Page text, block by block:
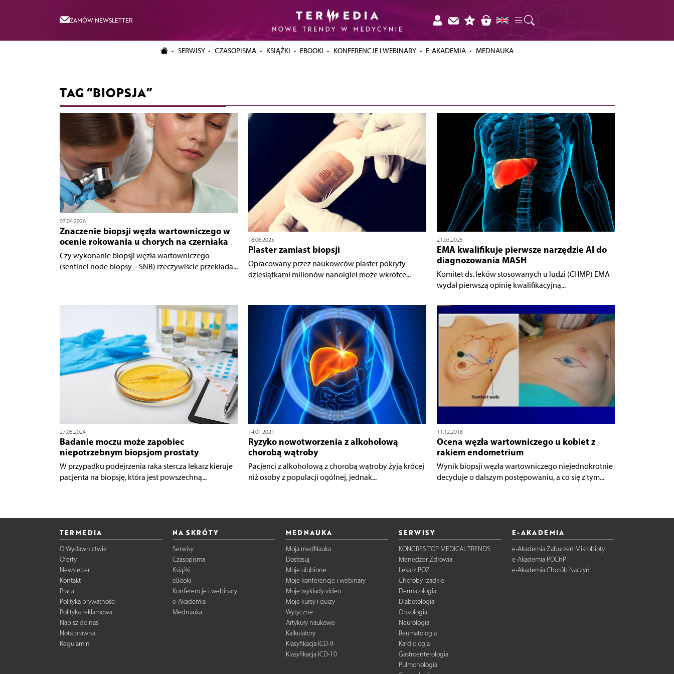
ZAMÓW NEWSLETTER
SERWISY CZASOPISMA KSIĄŻKI EBOOKI KONFERENCJE I WEBINARY E-AKADEMIA MEDNAUKA
TAG “BIOPSJA”
07.04.2026
Znaczenie biopsji węzła wartowniczego w
ocenie rokowania u chorych na czerniaka
Czy wykonanie biopsji węzła wartowniczego
(sentinel node biopsy – SNB) rzeczywiście przekłada...
18.06.2025
Plaster zamiast biopsji
Opracowany przez naukowców plaster pokryty
dziesiątkami milionów nanoigieł może wkrótce...
21.03.2025
EMA kwalifikuje pierwsze narzędzie AI do
diagnozowania MASH
Komitet ds. leków stosowanych u ludzi (CHMP) EMA
wydał pierwszą opinię kwalifikacyjną...
27.05.2024
Badanie moczu może zapobiec
niepotrzebnym biopsjom prostaty
W przypadku podejrzenia raka stercza lekarz kieruje
pacjenta na biopsję, która jest powszechną...
14.01.2021
Ryzyko nowotworzenia z alkoholową
chorobą wątroby
Pacjenci z alkoholową z chorobą wątroby żyją krócej
niż osoby z populacji ogólnej, jednak...
11.12.2018
Ocena węzła wartowniczego u kobiet z
rakiem endometrium
Wynik biopsji węzła wartowniczego niejednokrotnie
decyduje o dalszym postępowaniu, a co się z tym...
TERMEDIA
O Wydawnictwie
Oferty
Newsletter
Kontakt
Praca
Polityka prywatności
Polityka reklamowa
Napisz do nas
Nota prawna
Regulamin
NA SKRÓTY
Serwisy
Czasopisma
Książki
eBooki
Konferencje i webinary
e-Akademia
Mednauka
MEDNAUKA
Moja medNauka
Dostosuj
Moje ulubione
Moje konferencje i webinary
Moje wykłady video
Moje kursy i quizy
Wytyczne
Artykuły naukowe
Kalkulatory
Klasyfikacja ICD-9
Klasyfikacja ICD-10
SERWISY
KONGRES TOP MEDICAL TRENDS
Menedżer Zdrowia
Lekarz POZ
Choroby rzadkie
Dermatologia
Diabetologia
Onkologia
Neurologia
Reumatologia
Kardiologia
Gastroenterologia
Pulmonologia
E-AKADEMIA
e-Akademia Zaburzeń Mikrobioty
e-Akademia POChP
e-Akademia Chorób Naczyń